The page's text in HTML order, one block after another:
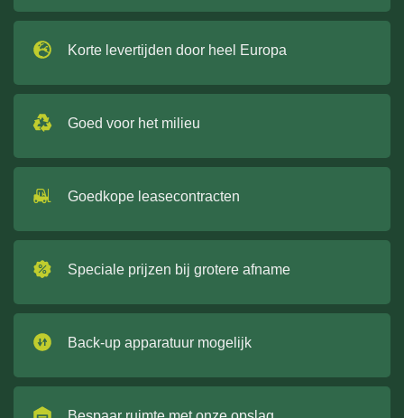
Korte levertijden door heel Europa
Goed voor het milieu
Goedkope leasecontracten
Speciale prijzen bij grotere afname
Back-up apparatuur mogelijk